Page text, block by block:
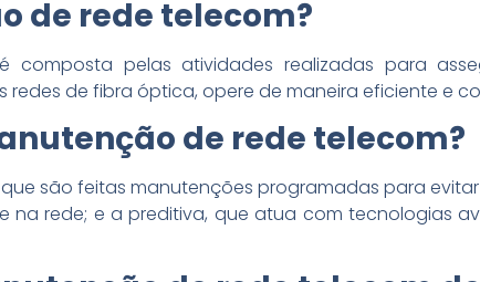
de rede telecom?
composta pelas atividades realizadas para
de fibra óptica, opere de maneira eficiente e
de rede telecom?
são feitas manutenções programadas para
na rede; e a preditiva, que atua com tecnologias